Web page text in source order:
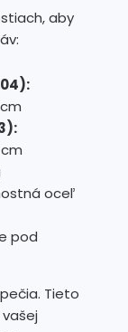
aby
oceľ
pod
Tieto